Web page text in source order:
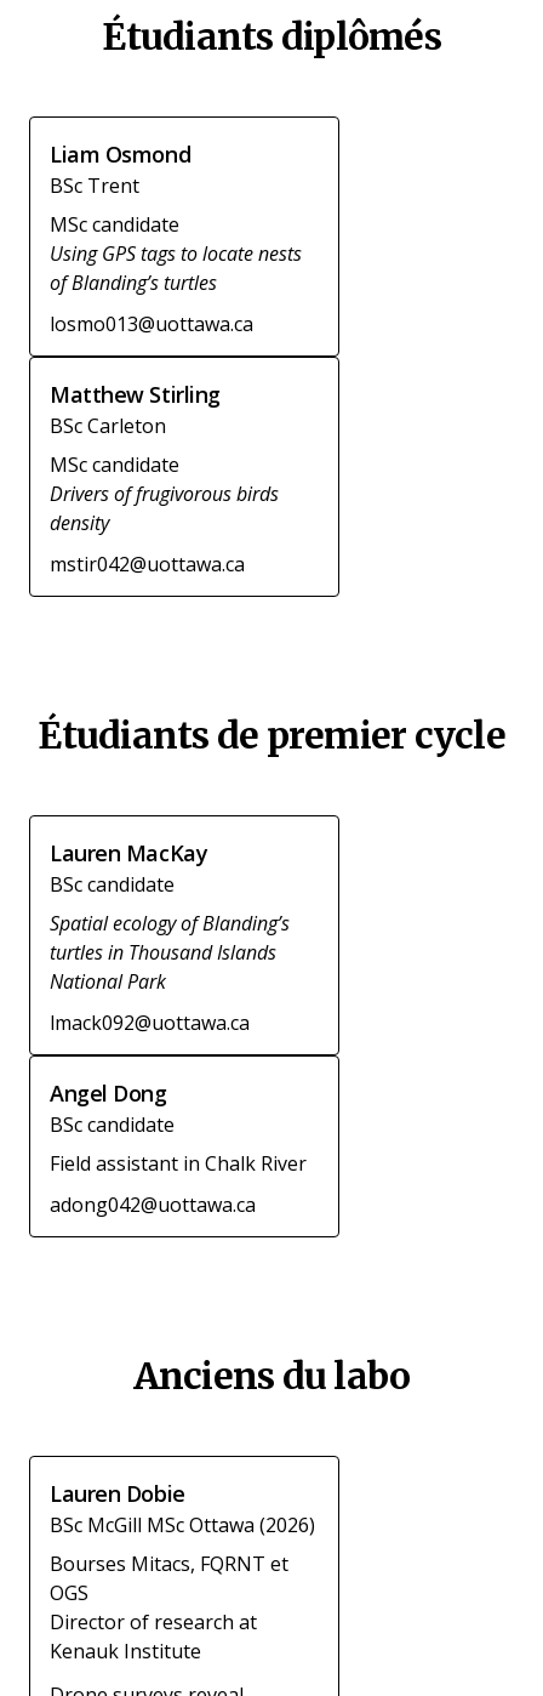
Étudiants diplômés
Liam Osmond
BSc Trent
MSc candidate
Using GPS tags to locate nests
of Blanding’s turtles
losmo013@uottawa.ca
Matthew Stirling
BSc Carleton
MSc candidate
Drivers of frugivorous birds
density
mstir042@uottawa.ca
Étudiants de premier cycle
Lauren MacKay
BSc candidate
Spatial ecology of Blanding’s
turtles in Thousand Islands
National Park
lmack092@uottawa.ca
Angel Dong
BSc candidate
Field assistant in Chalk River
adong042@uottawa.ca
Anciens du labo
Lauren Dobie
BSc McGill MSc Ottawa (2026)
Bourses Mitacs, FQRNT et
OGS
Director of research at
Kenauk Institute